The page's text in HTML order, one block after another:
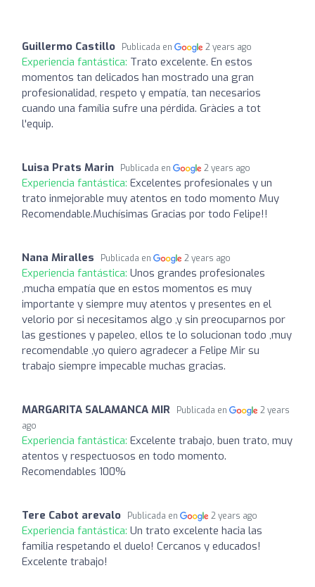
Guillermo Castillo Publicada en 2 years ago
Experiencia fantástica: Trato excelente. En estos
momentos tan delicados han mostrado una gran
profesionalidad, respeto y empatía, tan necesarios
cuando una família sufre una pérdida. Gràcies a tot
l'equip.
Luisa Prats Marin Publicada en 2 years ago
Experiencia fantástica: Excelentes profesionales y un
trato inmejorable muy atentos en todo momento Muy
Recomendable.Muchísimas Gracias por todo Felipe!!
Nana Miralles Publicada en 2 years ago
Experiencia fantástica: Unos grandes profesionales
,mucha empatía que en estos momentos es muy
importante y siempre muy atentos y presentes en el
velorio por si necesitamos algo ,y sin preocuparnos por
las gestiones y papeleo, ellos te lo solucionan todo ,muy
recomendable ,yo quiero agradecer a Felipe Mir su
trabajo siempre impecable muchas gracias.
MARGARITA SALAMANCA MIR Publicada en
2 years
ago
Experiencia fantástica: Excelente trabajo, buen trato, muy
atentos y respectuosos en todo momento.
Recomendables 100%
Tere Cabot arevalo Publicada en 2 years ago
Experiencia fantástica: Un trato excelente hacia las
familia respetando el duelo! Cercanos y educados!
Excelente trabajo!